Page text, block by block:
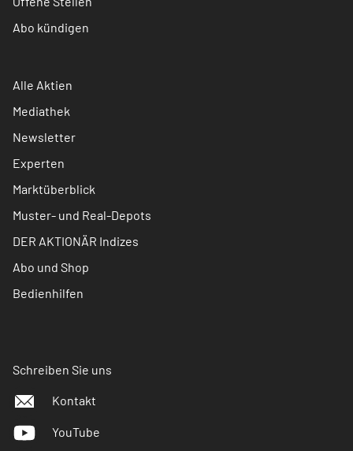
Abo kündigen
Alle Aktien
Mediathek
Newsletter
Experten
Marktüberblick
Muster- und Real-Depots
DER AKTIONÄR Indizes
Abo und Shop
Bedienhilfen
Schreiben Sie uns
Kontakt
YouTube